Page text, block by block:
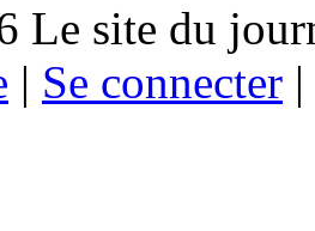
Le site du
| Se connecter |